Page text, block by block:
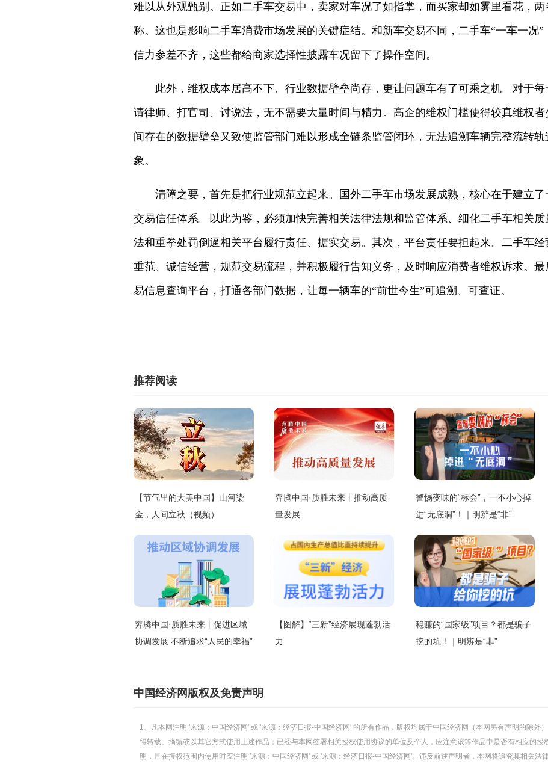
难以从外观甄别。正如二手车交易中，卖家对车况了如指掌，而买家却如雾里看花，
称。这也是影响二手车消费市场发展的关键症结。和新车交易不同，二手车“一车一况
信力参差不齐，这些都给商家选择性披露车况留下了操作空间。
此外，维权成本居高不下、行业数据壁垒尚存，更让问题车有了可乘之机。对于每
请律师、打官司、讨说法，无不需要大量时间与精力。高企的维权门槛使得较真维权
间存在的数据壁垒又致使监管部门难以形成全链条监管闭环，无法追溯车辆完整流转
象。
清障之要，首先是把行业规范立起来。国外二手车市场发展成熟，核心在于建立了
交易信任体系。以此为鉴，必须加快完善相关法律法规和监管体系、细化二手车相关
法和重拳处罚倒逼相关平台履行责任、据实交易。其次，平台责任要担起来。二手车
垂范、诚信经营，规范交易流程，并积极履行告知义务，及时响应消费者维权诉求。
易信息查询平台，打通各部门数据，让每一辆车的“前世今生”可追溯、可查证。
推荐阅读
【节气里的大美中国】山河染
金，人间立秋（视频）
奔腾中国·质胜未来丨推动高质
量发展
警惕变味的“标会”，一不小心掉
进“无底洞”！｜明辨是“非”
奔腾中国·质胜未来丨促进区域
协调发展 不断追求“人民的幸福”
【图解】“三新”经济展现蓬勃活
力
稳赚的“国家级”项目？都是骗子
挖的坑！｜明辨是“非”
中国经济网版权及免责声明
1、凡本网注明 '来源：中国经济网' 或 '来源：经济日报-中国经济网' 的所有作品，版权均属于中国经济网（本网另有声明的除外
得转载、摘编或以其它方式使用上述作品；已经与本网签署相关授权使用协议的单位及个人，应注意该等作品中是否有相应的授
明，且在授权范围内使用时应注明 '来源：中国经济网' 或 '来源：经济日报-中国经济网'。违反前述声明者，本网将追究其相关法律